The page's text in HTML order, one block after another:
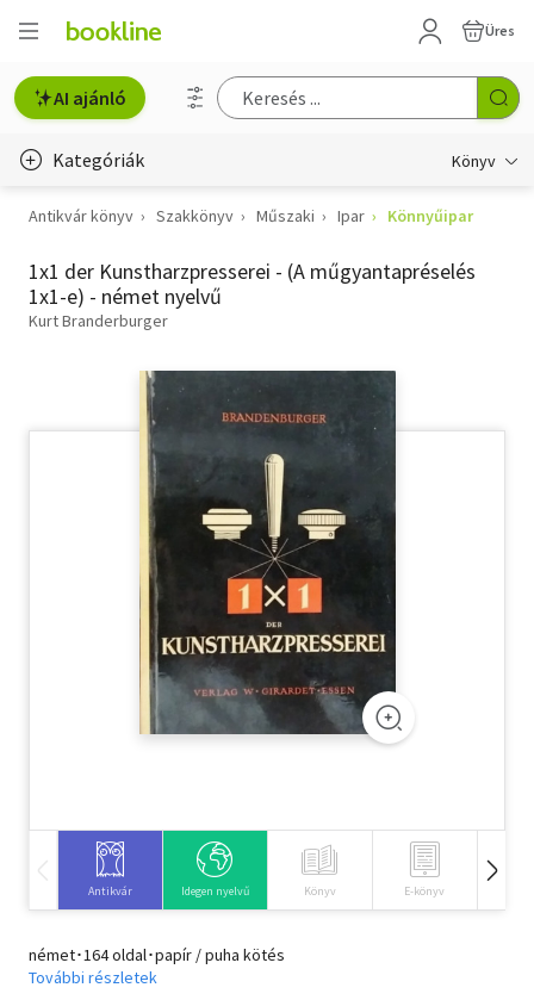
Üres
AI ajánló
Kategóriák Könyv
Életmód, egészség
Erotika
Gyermek- és ifjúsági
Hobbi, szabadidő
Szótár, nyelvkönyv
Tankönyv, segédkönyv
Társadalomtudomány
Természettudomány
Vallás
Antikvár könyv Szakkönyv Műszaki Ipar Könnyűipar
1x1 der Kunstharzpresserei - (A műgyantapréselés
1x1-e) - német nyelvű
Kurt Branderburger
Antikvár Idegen nyelvű Könyv E-könyv
német･164 oldal･papír / puha kötés
További részletek